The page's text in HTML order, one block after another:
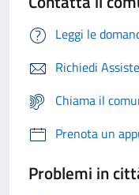
Leggi le
Richiedi
Chiama il
Prenota un
Problemi in